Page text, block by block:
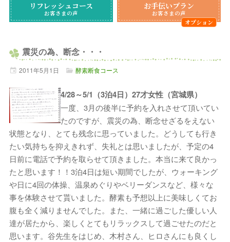
リフレッシュコース
お客さまの声
お手伝いプラン
お客さまの声
震災の為、断念・・・
2011年5月1日 酵素断食コース
4/28～5/1（3泊4日）27才女性（宮城県）
一度、3月の後半に予約を入れさせて頂いてい
たのですが、震災の為、断念せざるをえない
状態となり、とても残念に思っていました。どうしても行き
たい気持ちを抑えきれず、失礼とは思いましたが、予定の4
日前に電話で予約を取らせて頂きました。本当に来て良かっ
たと思います！！3泊4日は短い期間でしたが、ウォーキング
や日に4回の体操、温泉めぐりやベリーダンスなど、様々な
事を体験させて貰いました。酵素も予想以上に美味しくてお
腹も全く減りませんでした。また、一緒に過ごした優しい人
達が居たから、楽しくとてもリラックスして過ごせたのだと
思います。谷先生をはじめ、木村さん、ヒロさんにも良くし